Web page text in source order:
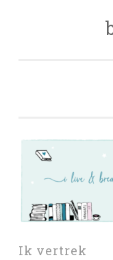
Ik vertrek